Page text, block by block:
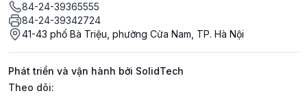
84-24-39365555
84-24-39342724
41-43 phố Bà Triệu, phường Cửa Nam, TP. Hà Nội
Phát triển và vận hành bởi SolidTech
Mạng xã hội
Theo dõi: